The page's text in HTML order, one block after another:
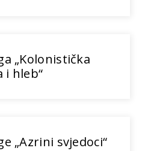
„Kolonistička
i hleb“
„Azrini svjedoci“